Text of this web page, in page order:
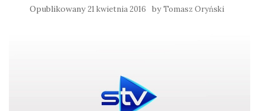
Opublikowany21 kwietnia 2016 byTomasz Oryński